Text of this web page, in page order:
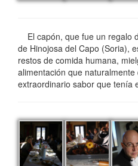
El capón, que fue un regalo
de Hinojosa del Capo (Soria),
restos de comida humana,
alimentación que
extraordinario sabor que tenía